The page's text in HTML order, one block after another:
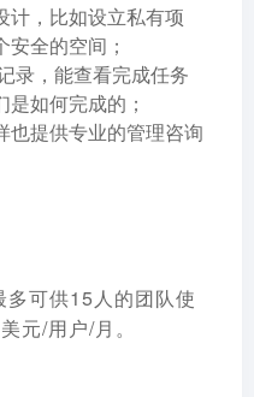
计，比如设立私有项
全的空间；
录，能查看完成任务
如何完成的；
也提供专业的管理咨询
可供15人的团队使
元/用户/月。